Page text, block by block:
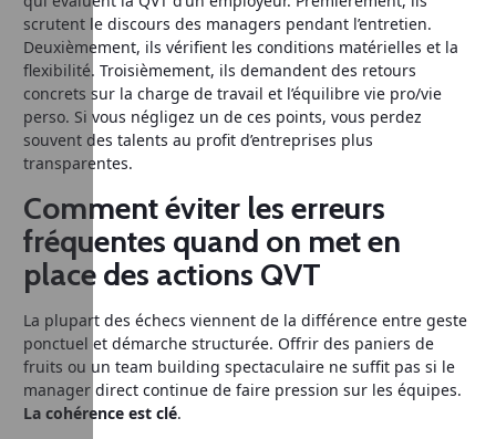
scrutent le discours des managers pendant l’entretien.
Deuxièmement, ils vérifient les conditions matérielles et la
flexibilité. Troisièmement, ils demandent des retours
concrets sur la charge de travail et l’équilibre vie pro/vie
perso. Si vous négligez un de ces points, vous perdez
souvent des talents au profit d’entreprises plus
transparentes.
Comment éviter les erreurs
fréquentes quand on met en
place des actions QVT
La plupart des échecs viennent de la différence entre geste
ponctuel et démarche structurée. Offrir des paniers de
fruits ou un team building spectaculaire ne suffit pas si le
manager direct continue de faire pression sur les équipes.
La cohérence est clé.